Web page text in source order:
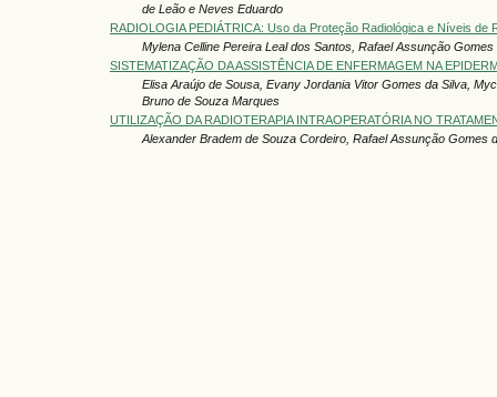
de Leão e Neves Eduardo
RADIOLOGIA PEDIÁTRICA: Uso da Proteção Radiológica e Níveis de
Mylena Celline Pereira Leal dos Santos, Rafael Assunção Gomes
SISTEMATIZAÇÃO DA ASSISTÊNCIA DE ENFERMAGEM NA
Elisa Araújo de Sousa, Evany Jordania Vitor Gomes da Silva,
Bruno de Souza Marques
UTILIZAÇÃO DA RADIOTERAPIA INTRAOPERATÓRIA NO
Alexander Bradem de Souza Cordeiro, Rafael Assunção Gomes